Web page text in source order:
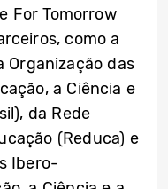
For Tomorrow
como a
Organização das
a Ciência e
da Rede
(Reduca) e
Ibero-